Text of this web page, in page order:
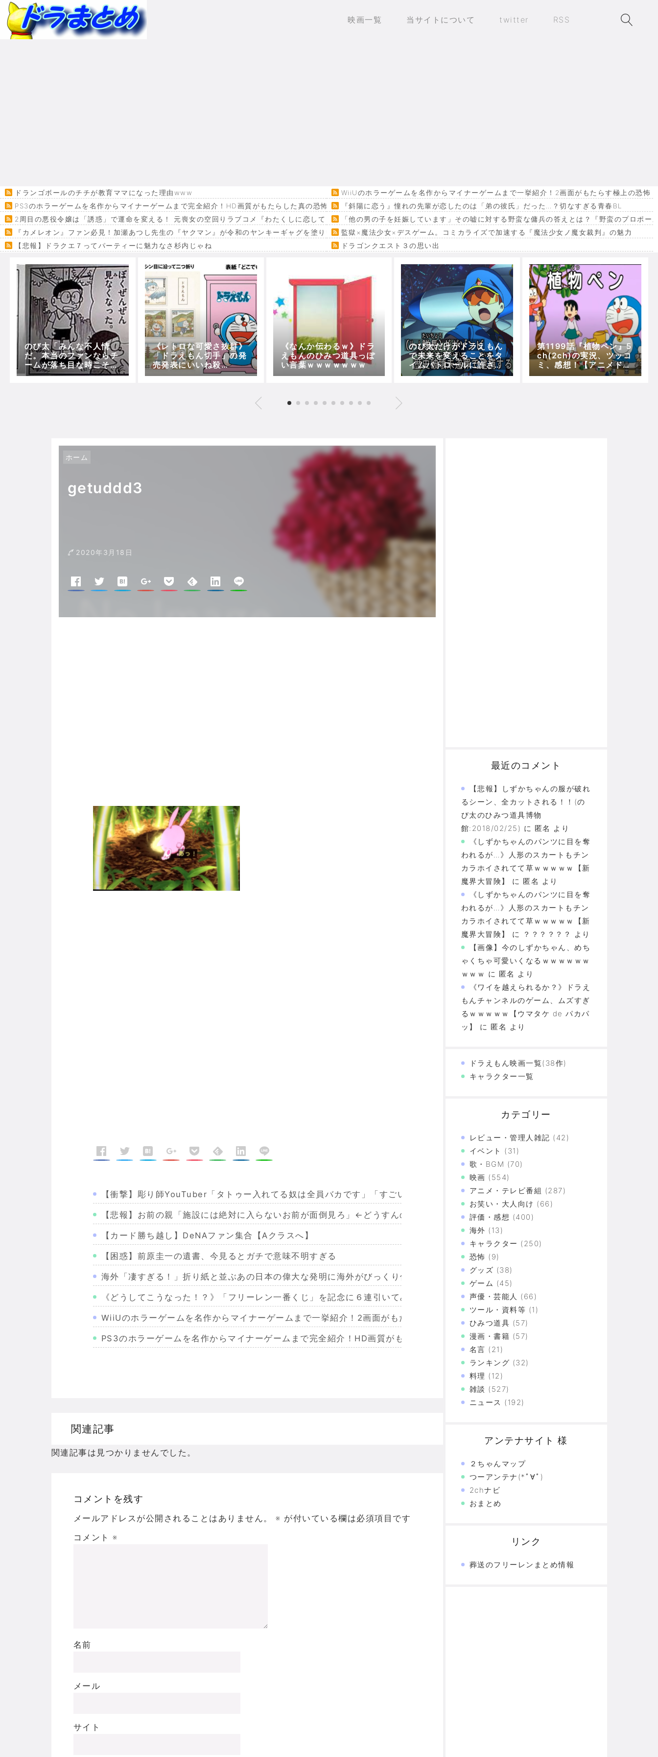
映画一覧 当サイトについて twitter RSS
ドランゴボールのチチが教育ママになった理由www
WiiUのホラーゲームを名作からマイナーゲームまで一挙紹介！2画面がもたらす極上の恐怖
PS3のホラーゲームを名作からマイナーゲームまで完全紹介！HD画質がもたらした真の恐怖…
『斜陽に恋う』憧れの先輩が恋したのは「弟の彼氏」だった…？切なすぎる青春BL
2周目の悪役令嬢は「誘惑」で運命を変える！ 元喪女の空回りラブコメ『わたくしに恋してください！』「他の男の子を妊娠しています」その嘘に対する野蛮な傭兵の答えとは？『野蛮のプロポー
『カメレオン』ファン必見！加瀬あつし先生の『ヤクマン』が令和のヤンキーギャグを塗り替える監獄×魔法少女×デスゲーム。コミカライズで加速する『魔法少女ノ魔女裁判』の魅力
【悲報】ドラクエ７ってパーティーに魅力なさ杉内じゃね
ドラゴンクエスト３の思い出
Powered by livedoor 相互RSS
のび太「みんな不人情
だ。本当のファンならチ
ームが落ち目な時こそ応
援しなくちゃ」
《レトロな可愛さ抜群》
「ドラえもん切手」の発
売発表にいいね殺
到！！！(2020年5月20
《なんか伝わるｗ》ドラ
えもんのひみつ道具っぽ
い言葉ｗｗｗｗｗｗｗ
のび太だけがドラえもん
で未来を変えることをタ
イムパトロールに許され
ている謎
第1199話『植物ペン』5
ch(2ch)の実況、ツッコ
ミ、感想！【アニメドラ
えもん】
ホーム
getuddd3
2020年3月18日
【衝撃】彫り師YouTuber「タトゥー入れてる奴は全員バカです」「すごい民度低い」
【悲報】お前の親「施設には絶対に入らないお前が面倒見ろ」←どうすんの？
【カード勝ち越し】DeNAファン集合【Aクラスへ】
【困惑】前原圭一の遺書、今見るとガチで意味不明すぎる
海外「凄すぎる！」折り紙と並ぶあの日本の偉大な発明に海外がびっくり仰天
《どうしてこうなった！？》「フリーレン一番くじ」を記念に６連引いてみた！気づけばXX連で合計○万円使ってた！？
WiiUのホラーゲームを名作からマイナーゲームまで一挙紹介！2画面がもたらす極上の恐怖
PS3のホラーゲームを名作からマイナーゲームまで完全紹介！HD画質がもたらした真の恐怖…
Wiiのホラーゲームを名作からマイナーまで完全紹介！Wiiリモコンによる恐怖体験の革命
PS2のホラーゲームを名作からマイナーまで完全紹介！フルポリゴンがもたらした恐怖の革命
ドリームキャストのホラーゲームを名作からマイナーまで完全紹介！ビジュアルメモリと駆け抜けた日々を思い出そう
Powered by livedoor 相互RSS
関連記事
関連記事は見つかりませんでした。
コメントを残す
メールアドレスが公開されることはありません。 ※ が付いている欄は必須項目です
コメント ※
名前
メール
サイト
最近のコメント
【悲報】しずかちゃんの服が破れ
るシーン、全カットされる！！(の
び太のひみつ道具博物
館:2018/02/25) に 匿名 より
《しずかちゃんのパンツに目を奪
われるが…》人形のスカートもチン
カラホイされてて草ｗｗｗｗｗ【新
魔界大冒険】
に 匿名 より
《しずかちゃんのパンツに目を奪
われるが…》人形のスカートもチン
カラホイされてて草ｗｗｗｗｗ【新
魔界大冒険】
に ？？？？？？
より
【画像】今のしずかちゃん、めち
ゃくちゃ可愛いくなるｗｗｗｗｗｗ
ｗｗｗ に 匿名 より
《ワイを越えられるか？》ドラえ
もんチャンネルのゲーム、ムズすぎ
るｗｗｗｗｗ【ウマタケ de パカパ
ッ】
に 匿名 より
ドラえもん映画一覧(38作)
キャラクター一覧
カテゴリー
レビュー・管理人雑記 (42)
イベント (31)
歌・BGM (70)
映画 (554)
アニメ・テレビ番組 (287)
お笑い・大人向け (66)
評価・感想 (400)
海外 (13)
キャラクター (250)
恐怖 (9)
グッズ (38)
ゲーム (45)
声優・芸能人 (66)
ツール・資料等 (1)
ひみつ道具 (57)
漫画・書籍 (57)
名言 (21)
ランキング (32)
料理 (12)
雑談 (527)
ニュース (192)
アンテナサイト 様
２ちゃんマップ
つーアンテナ(*ﾟ∀ﾟ)
2chナビ
おまとめ
リンク
葬送のフリーレンまとめ情報